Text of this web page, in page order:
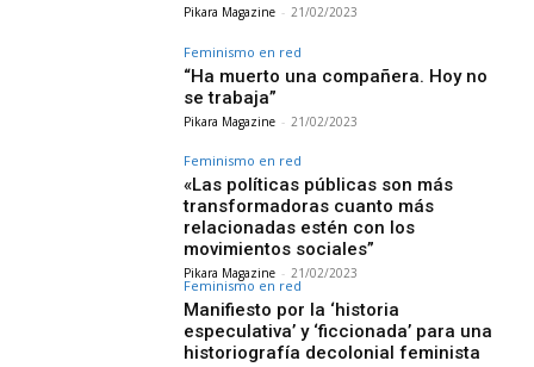
Pikara Magazine - 21/02/2023
Feminismo en red
“Ha muerto una compañera. Hoy no
se trabaja”
Pikara Magazine - 21/02/2023
Feminismo en red
«Las políticas públicas son más
transformadoras cuanto más
relacionadas estén con los
movimientos sociales”
Pikara Magazine - 21/02/2023
Feminismo en red
Manifiesto por la ‘historia
especulativa’ y ‘ficcionada’ para una
historiografía decolonial feminista